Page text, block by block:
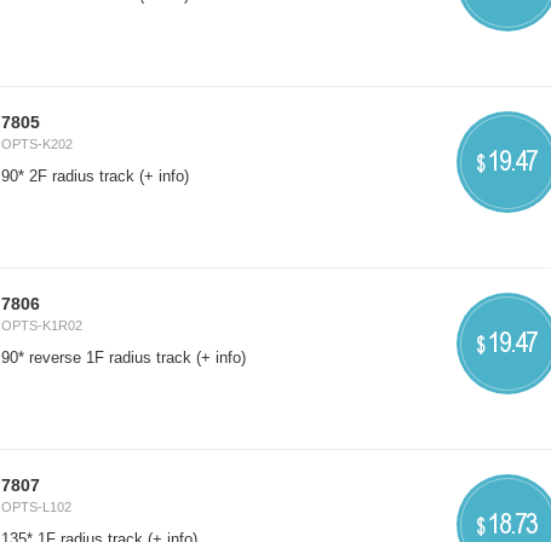
7805
OPTS-K202
$19.47
90* 2F radius track (+ info)
7806
OPTS-K1R02
$19.47
90* reverse 1F radius track (+ info)
7807
OPTS-L102
$18.73